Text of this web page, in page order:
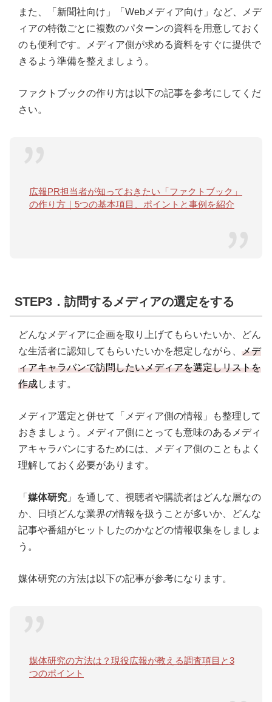
また、「新聞社向け」「Webメディア向け」など、メデ
ィアの特徴ごとに複数のパターンの資料を用意しておく
のも便利です。メディア側が求める資料をすぐに提供で
きるよう準備を整えましょう。
ファクトブックの作り方は以下の記事を参考にしてくだ
さい。
広報PR担当者が知っておきたい「ファクトブック」
の作り方｜5つの基本項目、ポイントと事例を紹介
STEP3．訪問するメディアの選定をする
どんなメディアに企画を取り上げてもらいたいか、どん
な生活者に認知してもらいたいかを想定しながら、 メデ
ィアキャラバンで訪問したいメディアを選定しリストを
作成します。
メディア選定と併せて「メディア側の情報」も整理して
おきましょう。メディア側にとっても意味のあるメディ
アキャラバンにするためには、メディア側のこともよく
理解しておく必要があります。
「 媒体研究 」を通して、視聴者や購読者はどんな層なの
か、日頃どんな業界の情報を扱うことが多いか、どんな
記事や番組がヒットしたのかなどの情報収集をしましょ
う。
媒体研究の方法は以下の記事が参考になります。
媒体研究の方法は？現役広報が教える調査項目と3
つのポイント